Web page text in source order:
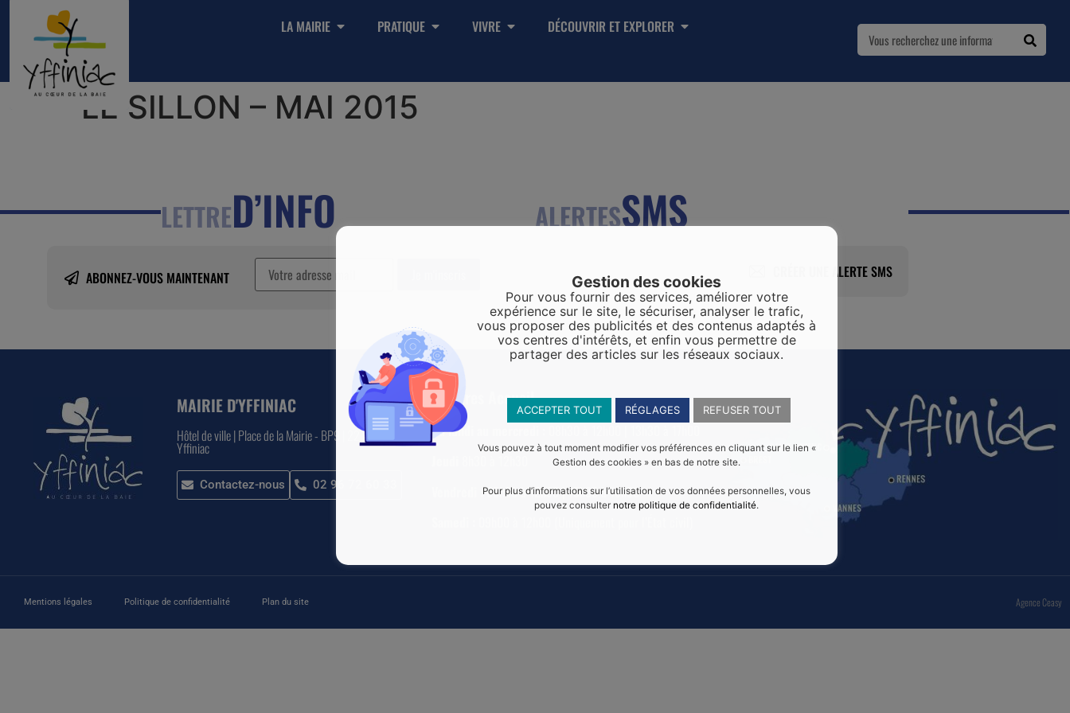
LA MAIRIE PRATIQUE VIVRE DÉCOUVRIR ET EXPLORER
LE SILLON – MAI 2015
LETTRED’INFO
ABONNEZ-VOUS MAINTENANT
ALERTESSMS
CRÉER UNE ALERTE SMS
MAIRIE D'YFFINIAC
Hôtel de ville | Place de la Mairie - BP9 | 22 120
Yffiniac
Contactez-nous 02 96 72 60 33
Horaires Accueil
Du lundi au mercredi :
08h30 à 12h00 | 13h30 à 16h30
Mentions légales Politique de confidentialité Plan du site Agence Ceasy
Gestion des cookies
Pour vous fournir des services, améliorer votre
expérience sur le site, le sécuriser, analyser le trafic,
vous proposer des publicités et des contenus adaptés à
vos centres d'intérêts, et enfin vous permettre de
partager des articles sur les réseaux sociaux.
ACCEPTER TOUT RÉGLAGES REFUSER TOUT
Vous pouvez à tout moment modifier vos préférences en cliquant sur le lien «
Gestion des cookies » en bas de notre site.
Pour plus d’informations sur l’utilisation de vos données personnelles, vous
pouvez consulter notre politique de confidentialité.